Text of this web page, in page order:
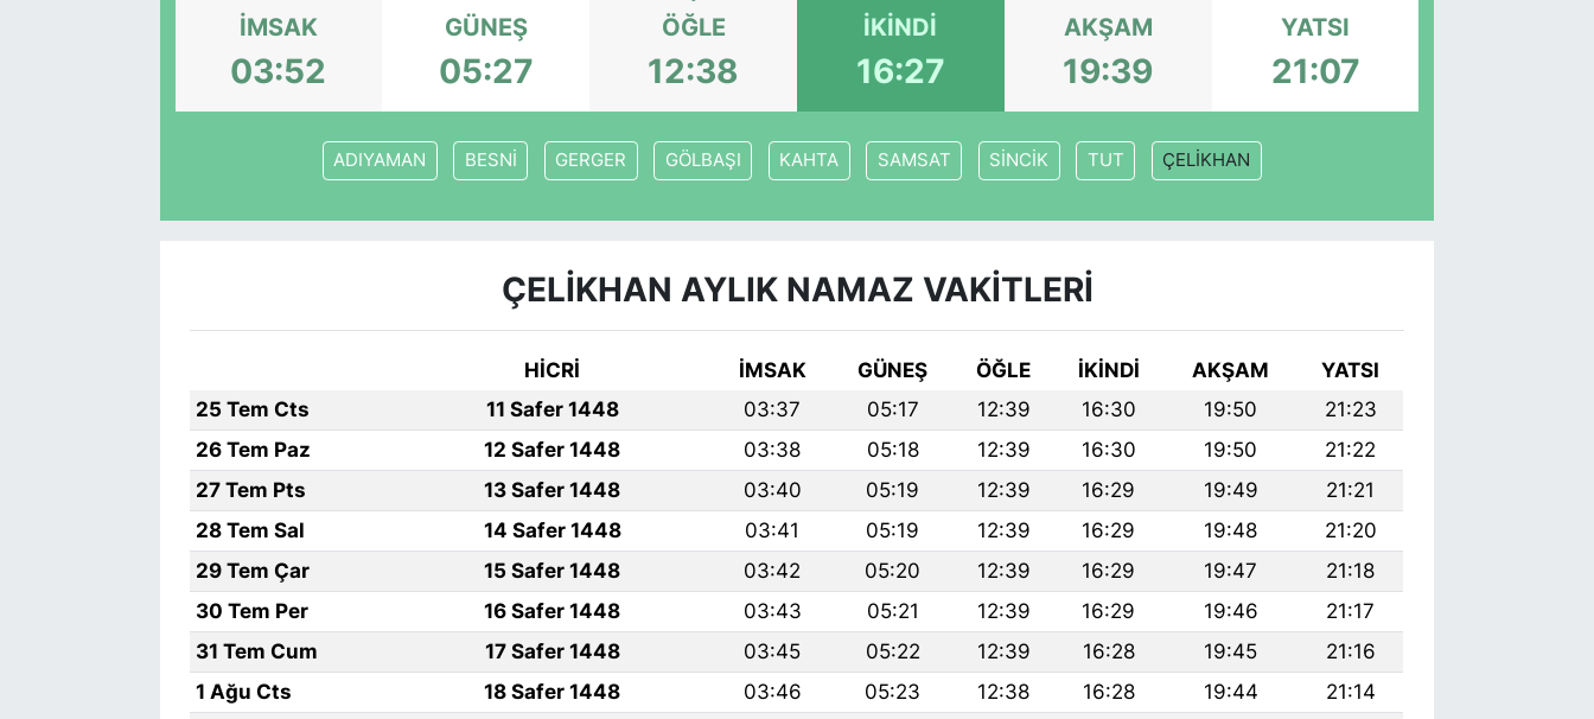
İMSAK
03:52
GÜNEŞ
05:27
ÖĞLE
12:38
İKINDI
16:27
AKŞAM
19:39
YATSI
21:07
ADIYAMAN BESNİ GERGER GÖLBAŞI KAHTA SAMSAT SİNCİK TUT ÇELİKHAN
ÇELİKHAN AYLIK NAMAZ VAKITLERI
HİCRİ İMSAK GÜNEŞ ÖĞLE İKINDI AKŞAM
YATSI
25 Tem Cts
11 Safer 1448 03:37 05:17 12:39 16:30 19:50
21:23
26 Tem Paz
12 Safer 1448 03:38 05:18 12:39 16:30 19:50
21:22
27 Tem Pts
13 Safer 1448 03:40 05:19 12:39 16:29 19:49
21:21
28 Tem Sal
14 Safer 1448 03:41 05:19 12:39 16:29 19:48
21:20
29 Tem Çar
15 Safer 1448 03:42 05:20 12:39 16:29 19:47
21:18
30 Tem Per
16 Safer 1448 03:43 05:21 12:39 16:29 19:46
21:17
31 Tem Cum
17 Safer 1448 03:45 05:22 12:39 16:28 19:45
21:16
1 Ağu Cts
18 Safer 1448 03:46 05:23 12:38 16:28 19:44
21:14